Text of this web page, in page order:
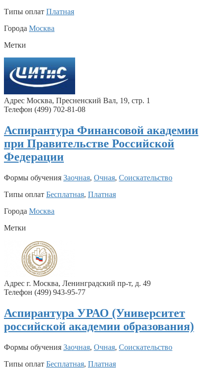
Типы оплат Платная
Города Москва
Метки
Адрес Москва, Пресненский Вал, 19, стр. 1
Телефон (499) 702-81-08
Аспирантура Финансовой академии
при Правительстве Российской
Федерации
Формы обучения Заочная, Очная, Соискательство
Типы оплат Бесплатная, Платная
Города Москва
Метки
Адрес г. Москва, Ленинградский пр-т, д. 49
Телефон (499) 943-95-77
Аспирантура УРАО (Университет
российской академии образования)
Формы обучения Заочная, Очная, Соискательство
Типы оплат Бесплатная, Платная